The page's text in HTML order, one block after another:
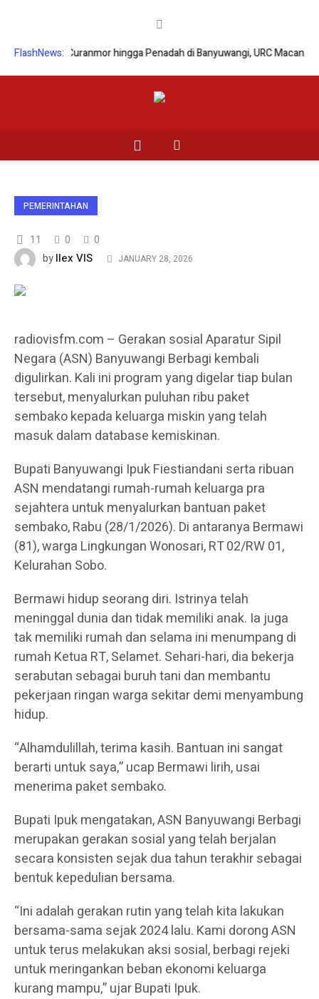
FlashNews:
Curanmor hingga Penadah di Banyuwangi, URC Macan
PEMERINTAHAN
11 0
0
byIlex VIS JANUARY 28, 2026
radiovisfm.com – Gerakan sosial Aparatur Sipil
Negara (ASN) Banyuwangi Berbagi kembali
digulirkan. Kali ini program yang digelar tiap bulan
tersebut, menyalurkan puluhan ribu paket
sembako kepada keluarga miskin yang telah
masuk dalam database kemiskinan.
Bupati Banyuwangi Ipuk Fiestiandani serta ribuan
ASN mendatangi rumah-rumah keluarga pra
sejahtera untuk menyalurkan bantuan paket
sembako, Rabu (28/1/2026). Di antaranya Bermawi
(81), warga Lingkungan Wonosari, RT 02/RW 01,
Kelurahan Sobo.
Bermawi hidup seorang diri. Istrinya telah
meninggal dunia dan tidak memiliki anak. Ia juga
tak memiliki rumah dan selama ini menumpang di
rumah Ketua RT, Selamet. Sehari-hari, dia bekerja
serabutan sebagai buruh tani dan membantu
pekerjaan ringan warga sekitar demi menyambung
hidup.
“Alhamdulillah, terima kasih. Bantuan ini sangat
berarti untuk saya,” ucap Bermawi lirih, usai
menerima paket sembako.
Bupati Ipuk mengatakan, ASN Banyuwangi Berbagi
merupakan gerakan sosial yang telah berjalan
secara konsisten sejak dua tahun terakhir sebagai
bentuk kepedulian bersama.
“Ini adalah gerakan rutin yang telah kita lakukan
bersama-sama sejak 2024 lalu. Kami dorong ASN
untuk terus melakukan aksi sosial, berbagi rejeki
untuk meringankan beban ekonomi keluarga
kurang mampu,” ujar Bupati Ipuk.